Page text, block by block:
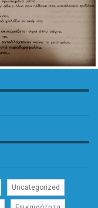
Uncategorized